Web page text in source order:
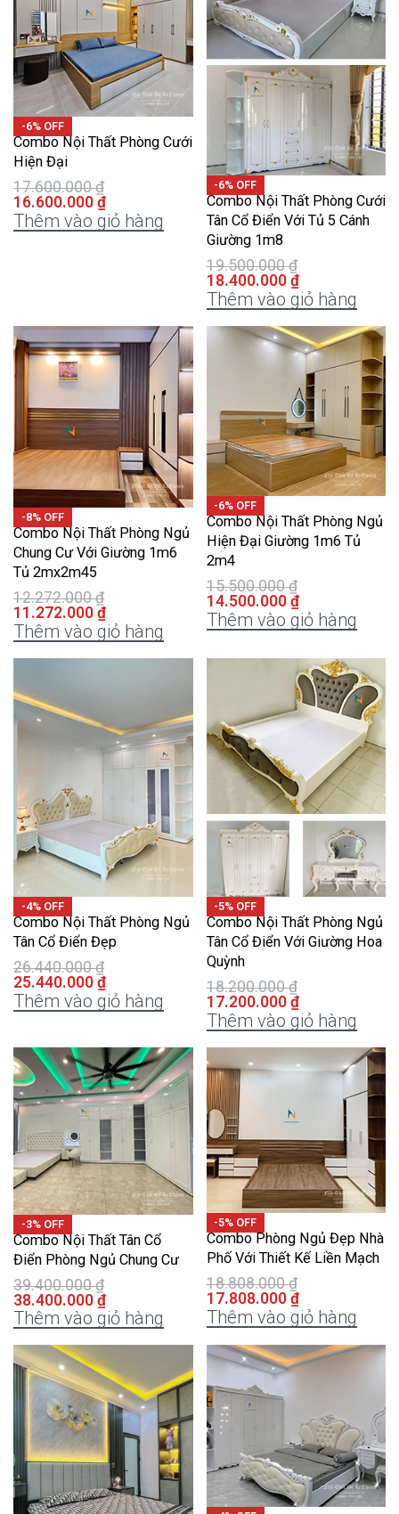
-6% OFF
Combo Nội Thất Phòng Cưới
Hiện Đại
17.600.000₫
16.600.000 ₫
Thêm vào giỏ hàng
-6% OFF
Combo Nội Thất Phòng Cưới
Tân Cổ Điển Với Tủ 5 Cánh
Giường 1m8
19.500.000₫
18.400.000 ₫
Thêm vào giỏ hàng
-8% OFF
Combo Nội Thất Phòng Ngủ
Chung Cư Với Giường 1m6
Tủ 2mx2m45
12.272.000₫
11.272.000 ₫
Thêm vào giỏ hàng
-6% OFF
Combo Nội Thất Phòng Ngủ
Hiện Đại Giường 1m6 Tủ
2m4
15.500.000₫
14.500.000 ₫
Thêm vào giỏ hàng
-4% OFF
Combo Nội Thất Phòng Ngủ
Tân Cổ Điển Đẹp
26.440.000₫
25.440.000 ₫
Thêm vào giỏ hàng
-5% OFF
Combo Nội Thất Phòng Ngủ
Tân Cổ Điển Với Giường Hoa
Quỳnh
18.200.000₫
17.200.000 ₫
Thêm vào giỏ hàng
-3% OFF
Combo Nội Thất Tân Cổ
Điển Phòng Ngủ Chung Cư
39.400.000₫
38.400.000 ₫
Thêm vào giỏ hàng
-5% OFF
Combo Phòng Ngủ Đẹp Nhà
Phố Với Thiết Kế Liền Mạch
18.808.000₫
17.808.000 ₫
Thêm vào giỏ hàng